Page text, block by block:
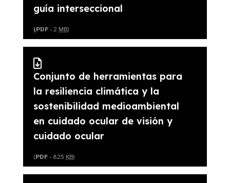
guía interseccional
(PDF - 2 MB)
Conjunto de herramientas para
la resiliencia climática y la
sostenibilidad medioambiental
en cuidado ocular de visión y
cuidado ocular
(PDF - 825 KB)